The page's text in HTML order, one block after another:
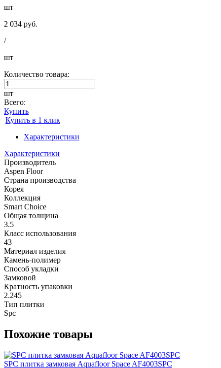
шт
2 034 руб.
/
шт
Количество товара:
шт
Всего:
Купить
Купить в 1 клик
Характеристики
Характеристики
Производитель
Aspen Floor
Страна производства
Корея
Коллекция
Smart Choice
Общая толщина
3.5
Класс использования
43
Материал изделия
Камень-полимер
Способ укладки
Замковой
Кратность упаковки
2.245
Тип плитки
Spc
Похожие товары
SPC плитка замковая Aquafloor Space AF4003SPC